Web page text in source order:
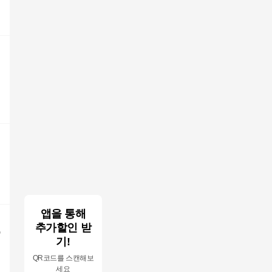
앱을 통해
추가할인 받
기!
QR코드를 스캔해보
세요